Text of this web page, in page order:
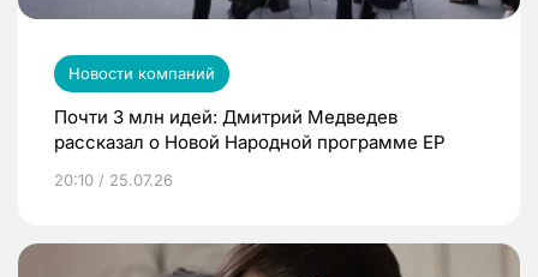
Новости компаний
Почти 3 млн идей: Дмитрий Медведев
рассказал о Новой Народной программе ЕР
20:10 / 25.07.26